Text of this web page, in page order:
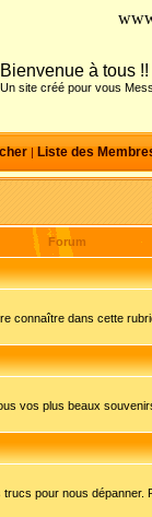
Bienvenue à tous !!
Un site créé pour vous
| Liste des
Forum
connaître dans cette
vos plus beaux
pour nous dépanner.